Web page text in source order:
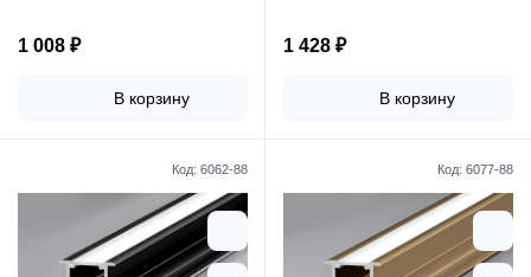
1 008 ₽
В корзину
1 428 ₽
В корзину
Код: 6062-88 Код: 6077-88